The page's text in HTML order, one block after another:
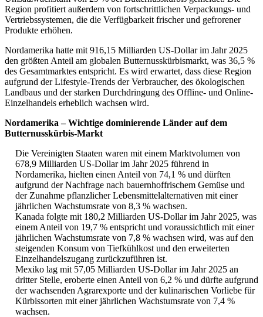
Region profitiert außerdem von fortschrittlichen Verpackungs- und
Vertriebssystemen, die die Verfügbarkeit frischer und gefrorener
Produkte erhöhen.
Nordamerika hatte mit 916,15 Milliarden US-Dollar im Jahr 2025
den größten Anteil am globalen Butternusskürbismarkt, was 36,5 %
des Gesamtmarktes entspricht. Es wird erwartet, dass diese Region
aufgrund der Lifestyle-Trends der Verbraucher, des ökologischen
Landbaus und der starken Durchdringung des Offline- und Online-
Einzelhandels erheblich wachsen wird.
Nordamerika – Wichtige dominierende Länder auf dem
Butternusskürbis-Markt
Die Vereinigten Staaten waren mit einem Marktvolumen von
678,9 Milliarden US-Dollar im Jahr 2025 führend in
Nordamerika, hielten einen Anteil von 74,1 % und dürften
aufgrund der Nachfrage nach bauernhoffrischem Gemüse und
der Zunahme pflanzlicher Lebensmittelalternativen mit einer
jährlichen Wachstumsrate von 8,3 % wachsen.
Kanada folgte mit 180,2 Milliarden US-Dollar im Jahr 2025, was
einem Anteil von 19,7 % entspricht und voraussichtlich mit einer
jährlichen Wachstumsrate von 7,8 % wachsen wird, was auf den
steigenden Konsum von Tiefkühlkost und den erweiterten
Einzelhandelszugang zurückzuführen ist.
Mexiko lag mit 57,05 Milliarden US-Dollar im Jahr 2025 an
dritter Stelle, eroberte einen Anteil von 6,2 % und dürfte aufgrund
der wachsenden Agrarexporte und der kulinarischen Vorliebe für
Kürbissorten mit einer jährlichen Wachstumsrate von 7,4 %
wachsen.